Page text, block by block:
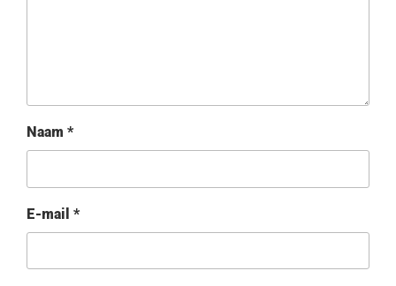
Naam *
E-mail *